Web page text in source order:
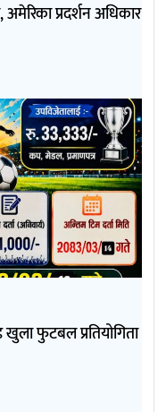
अमेरिका प्रदर्शन अधिकार
फुटबल प्रतियोगिता